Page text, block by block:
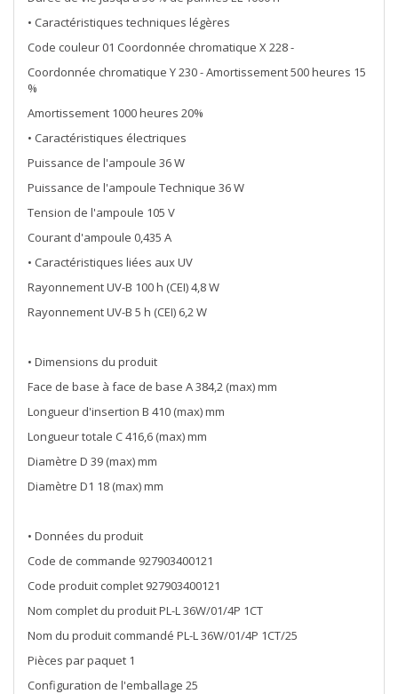
• Caractéristiques techniques légères
Code couleur 01 Coordonnée chromatique X 228 -
Coordonnée chromatique Y 230 - Amortissement 500 heures 15
%
Amortissement 1000 heures 20%
• Caractéristiques électriques
Puissance de l'ampoule 36 W
Puissance de l'ampoule Technique 36 W
Tension de l'ampoule 105 V
Courant d'ampoule 0,435 A
• Caractéristiques liées aux UV
Rayonnement UV-B 100 h (CEI) 4,8 W
Rayonnement UV-B 5 h (CEI) 6,2 W
• Dimensions du produit
Face de base à face de base A 384,2 (max) mm
Longueur d'insertion B 410 (max) mm
Longueur totale C 416,6 (max) mm
Diamètre D 39 (max) mm
Diamètre D1 18 (max) mm
• Données du produit
Code de commande 927903400121
Code produit complet 927903400121
Nom complet du produit PL-L 36W/01/4P 1CT
Nom du produit commandé PL-L 36W/01/4P 1CT/25
Pièces par paquet 1
Configuration de l'emballage 25